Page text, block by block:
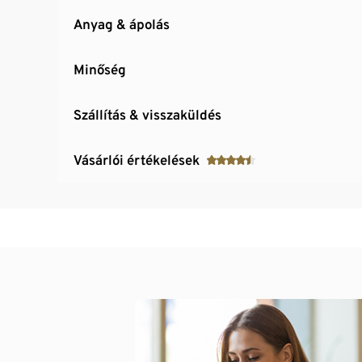
Anyag & ápolás
Minőség
Szállítás & visszaküldés
Vásárlói értékelések